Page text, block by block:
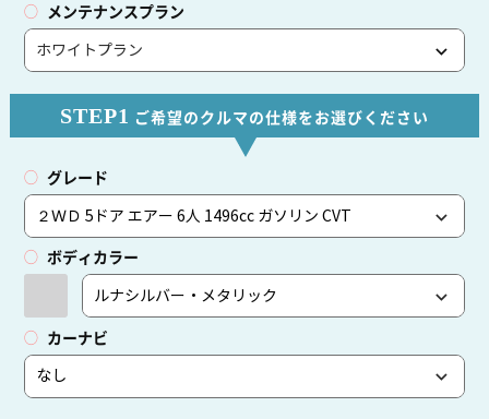
メンテナンスプラン
STEP1 ご希望のクルマの仕様をお選びください
グレード
ボディカラー
カーナビ